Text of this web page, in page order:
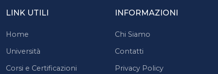
LINK UTILI
Home
Università
Corsi e Certificazioni
INFORMAZIONI
Chi Siamo
Contatti
Privacy Policy